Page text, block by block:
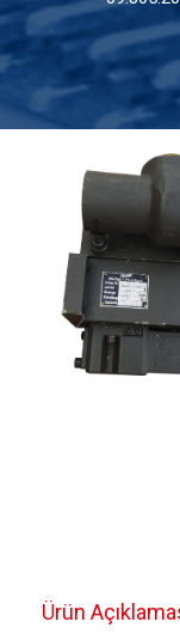
Optik Sistemleri
Buton ve
Röleler
Entegre
Transistör
Ürün